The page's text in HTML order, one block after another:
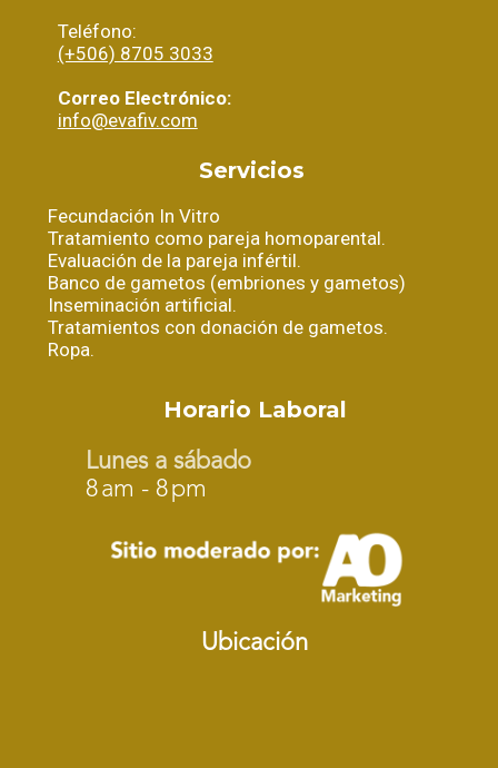
Teléfono:
(+506) 8705 3033
Correo Electrónico:
info@evafiv.com
Servicios
Fecundación In Vitro
Tratamiento como pareja homoparental.
Evaluación de la pareja infértil.
Banco de gametos (embriones y gametos)
Inseminación artificial.
Tratamientos con donación de gametos.
Ropa.
Horario Laboral
Lunes a sábado
8 am - 8 pm
Ubicación